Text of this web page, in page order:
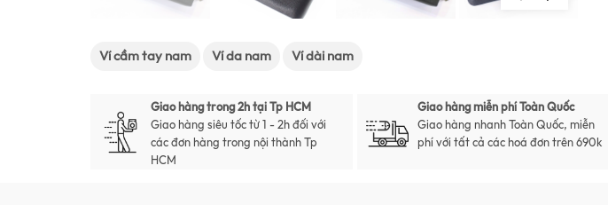
Ví cầm tay nam Ví da nam Ví dài nam
Giao hàng trong 2h tại Tp HCM
Giao hàng siêu tốc từ 1 - 2h đối với
các đơn hàng trong nội thành Tp
HCM
Giao hàng miễn phí Toàn Quốc
Giao hàng nhanh Toàn Quốc, miễn
phí với tất cả các hoá đơn trên 690k